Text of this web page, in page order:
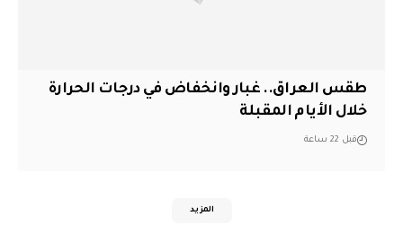
طقس العراق.. غبار وانخفاض في درجات الحرارة
خلال الأيام المقبلة
قبل 22 ساعة
المزيد